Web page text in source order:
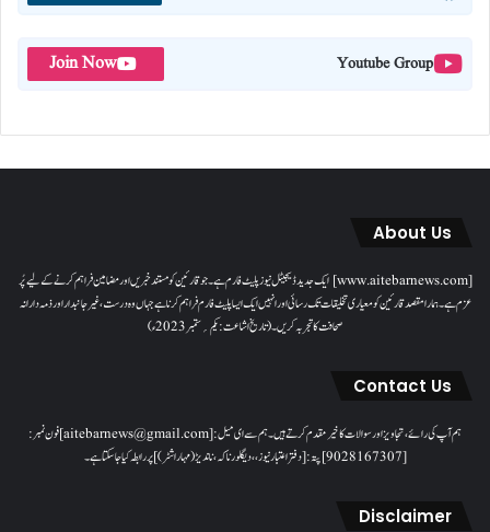
Youtube Group
Join Now
About Us
[www.aitebarnews.com] ایک جدید ڈیجیٹل نیوز پلیٹ فارم ہے۔ جو قارئین کو مستند خبریں اور مضامین فراہم کرنے کے لیے پُر
عزم ہے۔ ہمارا مقصدقارئین کو معیاری تخلیقات تک رسائی اور انہیں ایک ایسا پلیٹ فارم فراہم کرنا ہے جہاں وہ درست، غیر جانبدار اور ذمہ دارانہ
صحافت کا تجربہ کریں۔( تاریخ اشاعت : یکم؍ ستمبر 2023ء)
Contact Us
ہم آپ کی رائے، تجاویز اور سوالات کا خیرمقدم کرتے ہیں۔ ہم سےای میل: [aitebarnews@gmail.com]فون نمبر:
[9028167307]پتہ: [دفتر اعتبار نیوز، ، دیگلور ناکہ، ناندیڑ(مہاراشٹر) ] پر رابطہ کیا جاسکتا ہے۔
Disclaimer